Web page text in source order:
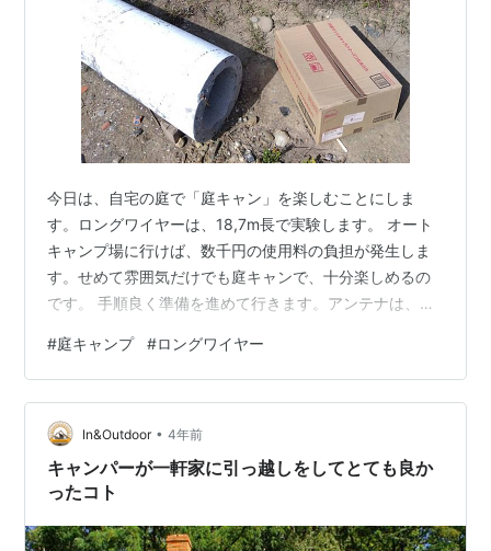
今日は、自宅の庭で「庭キャン」を楽しむことにしま
す。ロングワイヤーは、18,7m長で実験します。 オート
キャンプ場に行けば、数千円の使用料の負担が発生しま
す。せめて雰囲気だけでも庭キャンで、十分楽しめるの
です。 手順良く準備を進めて行きます。アンテナは、
テリーを2個並列接続して自作DC-DCコンバーターで、
13,8Vを得ています。 キャプテンスタッグのバーナーに
火を灯して夕食の準備に取り掛かります。 夕食の腹ごし
らえは、名城食品の「焼うどん」とします。 豚肉、キャ
ベツ、玉ねぎ、ピーマンをたっぷりと入れて豪華に仕上
げます。¬_¬ 出来上が…
#庭キャンプ #ロングワイヤー
In&Outdoor • 4年前
キャンパーが一軒家に引っ越しをしてとても良か
ったコト